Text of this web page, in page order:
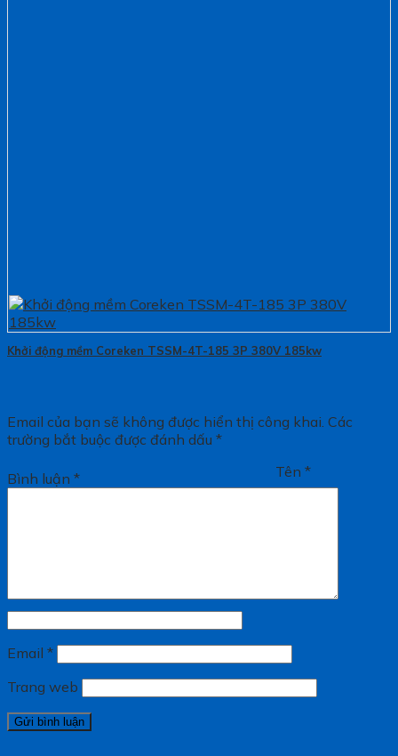
Khởi động mềm Coreken TSSM-4T-185 3P 380V 185kw
Email của bạn sẽ không được hiển thị công khai. Các
trường bắt buộc được đánh dấu *
Bình luận * Tên*
Email *
Trang web